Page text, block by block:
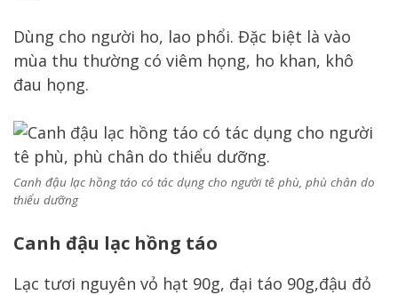
Dùng cho người ho, lao phổi. Đặc biệt là vào
mùa thu thường có viêm họng, ho khan, khô
đau họng.
Canh đậu lạc hồng táo có tác dụng cho người tê phù, phù chân do
thiểu dưỡng
Canh đậu lạc hồng táo
Lạc tươi nguyên vỏ hạt 90g, đại táo 90g,đậu đỏ